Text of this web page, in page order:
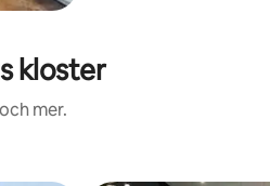
kloster
mer.